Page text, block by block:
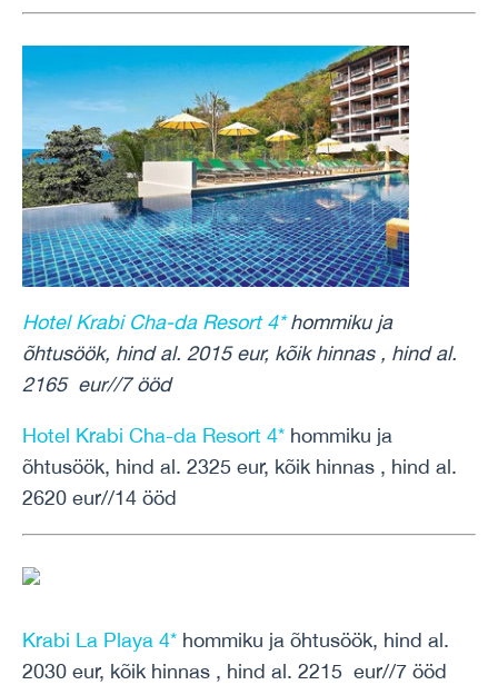
Hotel Krabi Cha-da Resort 4*hommiku ja
õhtusöök, hind al. 2015 eur, kõik hinnas , hind al.
2165 eur//7 ööd
Hotel Krabi Cha-da Resort 4* hommiku ja
õhtusöök, hind al. 2325 eur, kõik hinnas , hind al.
2620 eur//14 ööd
Krabi La Playa 4* hommiku ja õhtusöök, hind al.
2030 eur, kõik hinnas , hind al. 2215 eur//7 ööd